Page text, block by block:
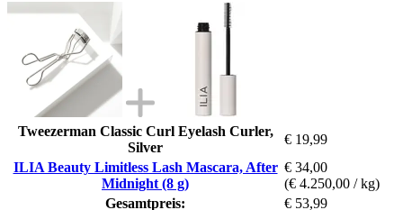
Tweezerman Classic Curl Eyelash Curler,
Silver
€ 19,99
ILIA Beauty Limitless Lash Mascara, After
Midnight (8 g)
€ 34,00
(€ 4.250,00 / kg)
Gesamtpreis:
€ 53,99